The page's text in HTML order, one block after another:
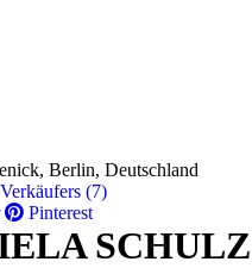
Berlin, Deutschland
(7)
Pinterest
SCHULZ